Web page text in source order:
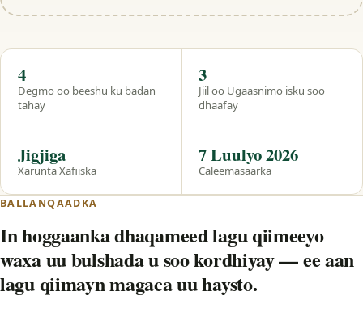
Hal eeg
Degmo oo beeshu ku badan
tahay
4
Jiil oo Ugaasnimo isku soo
dhaafay
3
Xarunta Xafiiska
Jigjiga
Caleemasaarka
7 Luulyo 2026
BALLANQAADKA
In hoggaanka dhaqameed lagu qiimeeyo
waxa uu bulshada u soo kordhiyay — ee aan
lagu qiimayn magaca uu haysto.